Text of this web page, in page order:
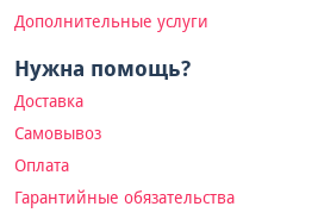
Дополнительные услуги
Нужна помощь?
Доставка
Самовывоз
Оплата
Гарантийные обязательства